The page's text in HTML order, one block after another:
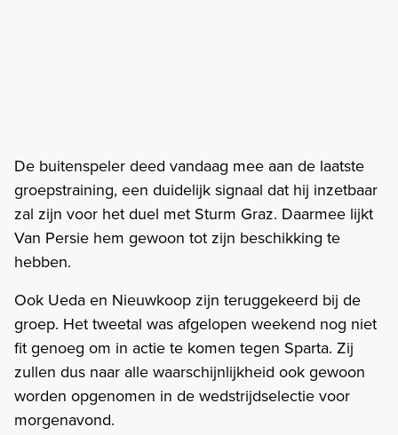
De buitenspeler deed vandaag mee aan de laatste
groepstraining, een duidelijk signaal dat hij inzetbaar
zal zijn voor het duel met Sturm Graz. Daarmee lijkt
Van Persie hem gewoon tot zijn beschikking te
hebben.
Ook Ueda en Nieuwkoop zijn teruggekeerd bij de
groep. Het tweetal was afgelopen weekend nog niet
fit genoeg om in actie te komen tegen Sparta. Zij
zullen dus naar alle waarschijnlijkheid ook gewoon
worden opgenomen in de wedstrijdselectie voor
morgenavond.